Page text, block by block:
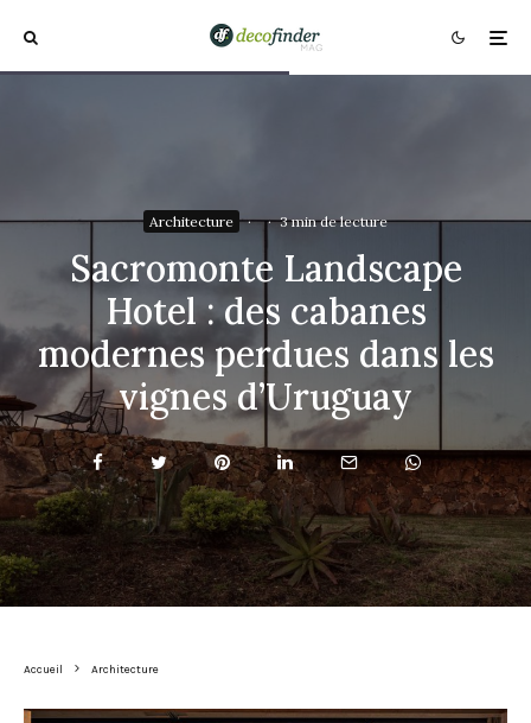
Architecture · · 3 min de lecture
Sacromonte Landscape
Hotel : des cabanes
modernes perdues dans les
vignes d’Uruguay
Accueil Architecture